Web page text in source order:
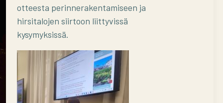
otteesta perinnerakentamiseen ja
hirsitalojen siirtoon liittyvissä
kysymyksissä.